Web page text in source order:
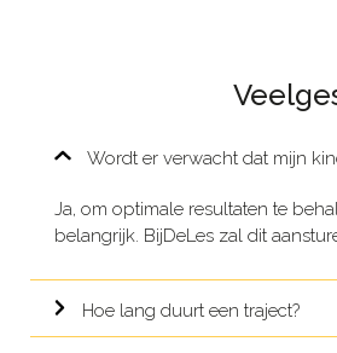
Wordt er verwacht dat mijn
Ja, om optimale resultaten te
belangrijk. BijDeLes zal dit
Hoe lang duurt een traject?